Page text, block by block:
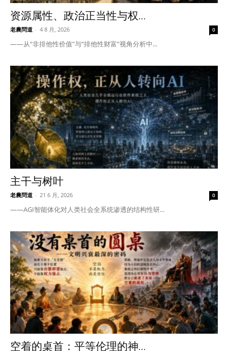
资源属性、政治正当性与权...
老農問道 - 4 8 月, 2026 0
——从“非排他性价值”与“排他性财富”视角分析中...
主干与树叶
老農問道 - 21 6 月, 2026 0
——AGI智能体化对人类社会全系统渗透的结构性研...
空着的桌首：平等伦理的神...